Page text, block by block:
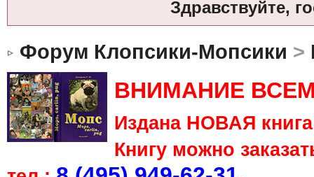
Здравствуйте,
Форум Клопсики-Мопсики >
ВНИМАНИЕ
Издана НОВАЯ
Книгу можно